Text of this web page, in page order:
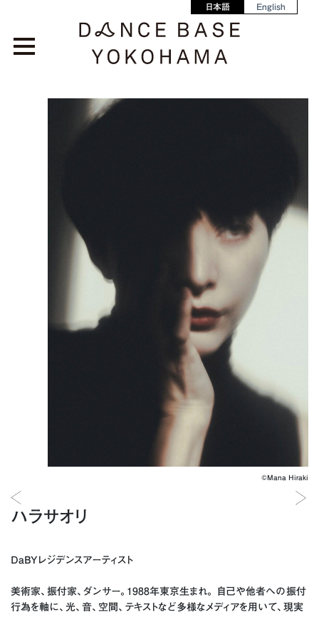
日本語 English
ハラサオリ
DaBYレジデンスアーティスト
美術家、振付家、ダンサー。1988年東京生まれ。 自己や他者への振付
行為を軸に、光、音、空間、テキストなど多様なメディアを用いて、現実
©︎Mana Hiraki